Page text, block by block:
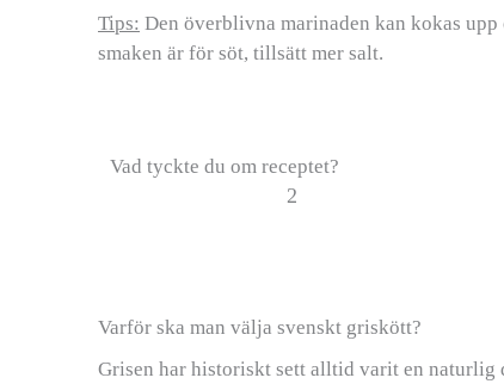
Tips: Den överblivna marinaden kan kokas
smaken är för söt, tillsätt mer salt.
Vad tyckte du om receptet?
2
Varför ska man välja svenskt griskött?
Grisen har historiskt sett alltid varit en naturlig